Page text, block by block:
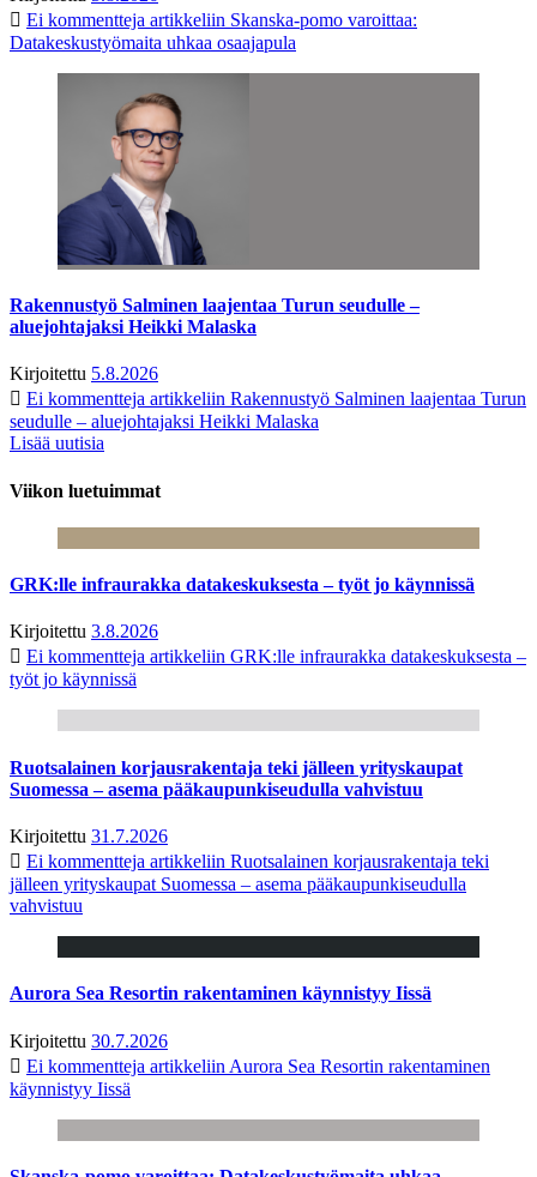
Ei kommentteja artikkeliin Skanska-pomo varoittaa:
Datakeskustyömaita uhkaa osaajapula
Rakennustyö Salminen laajentaa Turun seudulle –
aluejohtajaksi Heikki Malaska
Kirjoitettu 5.8.2026
Ei kommentteja artikkeliin Rakennustyö Salminen laajentaa Turun
seudulle – aluejohtajaksi Heikki Malaska
Lisää uutisia
Viikon luetuimmat
GRK:lle infraurakka datakeskuksesta – työt jo käynnissä
Kirjoitettu 3.8.2026
Ei kommentteja artikkeliin GRK:lle infraurakka datakeskuksesta –
työt jo käynnissä
Ruotsalainen korjausrakentaja teki jälleen yrityskaupat
Suomessa – asema pääkaupunkiseudulla vahvistuu
Kirjoitettu 31.7.2026
Ei kommentteja artikkeliin Ruotsalainen korjausrakentaja teki
jälleen yrityskaupat Suomessa – asema pääkaupunkiseudulla
vahvistuu
Aurora Sea Resortin rakentaminen käynnistyy Iissä
Kirjoitettu 30.7.2026
Ei kommentteja artikkeliin Aurora Sea Resortin rakentaminen
käynnistyy Iissä